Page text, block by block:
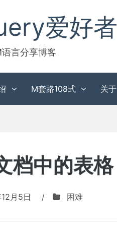
爱好者
言分享博客
M套路108式 关于
档中的表格
月5日 / 困难